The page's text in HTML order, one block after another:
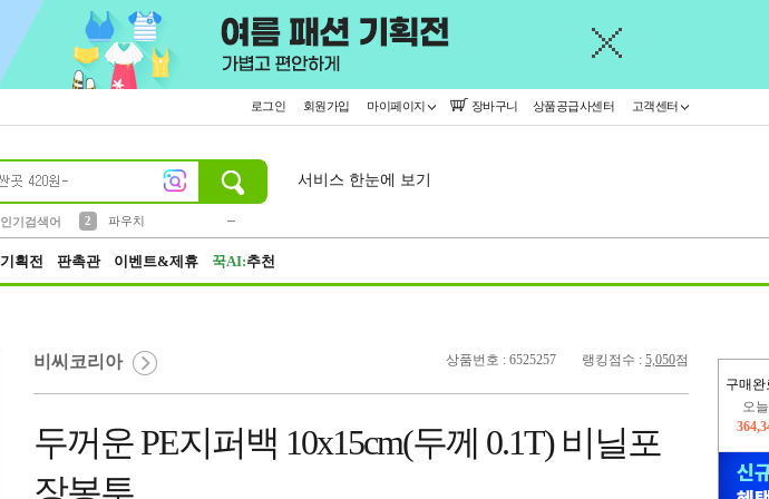
로그인 회원가입 마이페이지 장바구니 상품공급사센터 고객센터
인기검색어
3
모자
서비스 한눈에 보기
기획전 판촉관 이벤트&제휴 꾹AI:추천
구매완
상품번호 : 6525257 랭킹점수 : 5,050점
비씨코리아
두꺼운 PE지퍼백 10x15cm(두께 0.1T) 비닐포